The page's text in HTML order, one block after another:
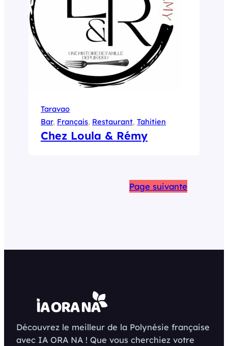
Taravao
Bar, Français, Restaurant, Tahitien
Chez Loula & Rémy
Page suivante
Découvrez le meilleur de la Polynésie française
avec IA ORA NA ! Que vous cherchiez votre